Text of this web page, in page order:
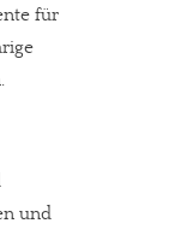
für
und